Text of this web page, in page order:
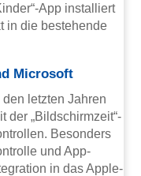
App installiert
in die bestehende
Microsoft
letzten Jahren
der „Bildschirmzeit“-
Besonders
und App-
in das Apple-